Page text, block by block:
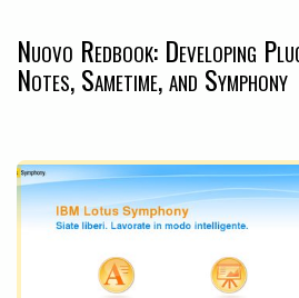
Nuovo Redbook: Developing
Notes, Sametime, and Symphony